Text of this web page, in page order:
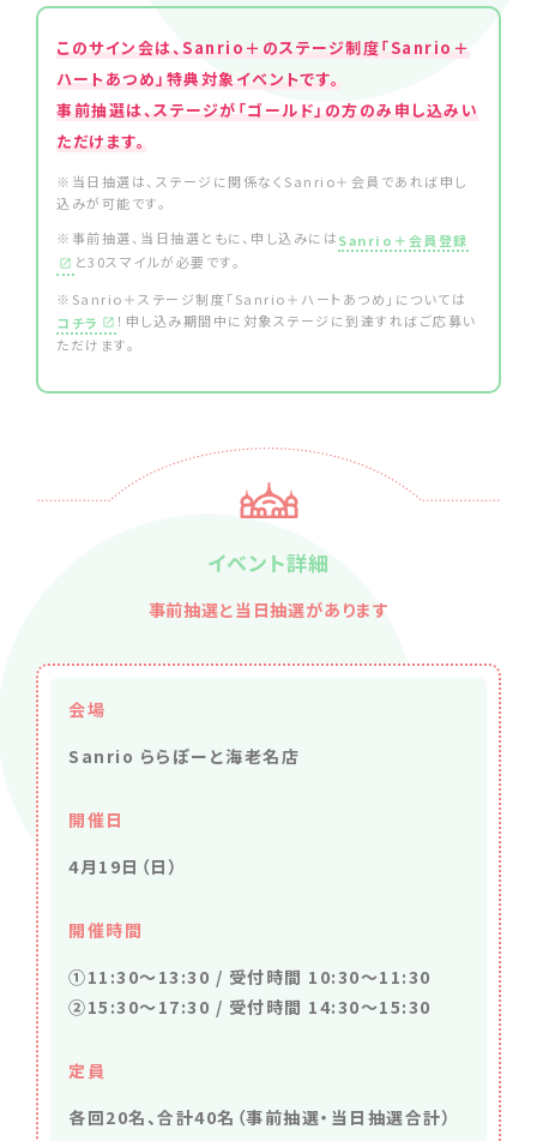
このサイン会は、Sanrio＋のステージ制度「Sanrio＋
ハートあつめ」特典対象イベントです。
事前抽選は、ステージが「ゴールド」の方のみ申し込みい
ただけます。
※当日抽選は、ステージに関係なくSanrio＋会員であれば申し
込みが可能です。
※事前抽選、当日抽選ともに、申し込みにはSanrio＋会員登録
と30スマイルが必要です。
※Sanrio＋ステージ制度「Sanrio＋ハートあつめ」については
コチラ
！申し込み期間中に対象ステージに到達すればご応募い
ただけます。
イベント詳細
事前抽選と当日抽選があります
会場
Sanrio ららぽーと海老名店
開催日
4月19日（日）
開催時間
①11:30～13:30 / 受付時間 10:30～11:30
②15:30～17:30 / 受付時間 14:30～15:30
定員
各回20名、合計40名（事前抽選・当日抽選合計）